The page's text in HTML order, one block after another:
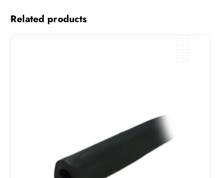
Related products